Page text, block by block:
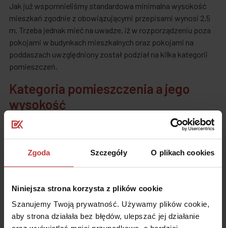
Zgoda Szczegóły O plikach cookies
Niniejsza strona korzysta z plików cookie
Szanujemy Twoją prywatność. Używamy plików cookie,
aby strona działała bez błędów, ulepszać jej działanie
Jak już wspomnieliśmy standardowa minimalna wysokość
mieszkań zgodnie z obowiązującymi przepisami wynosi 2,5
m. Trzeba jednak mieć na uwadze, iż w rozporządzeniu poza
pokojami w budynkach mieszkalnych oraz pokojami na
poddaszach uwzględniony został podział na kilka kategorii
pomieszczeń.
Kategoria pomieszczenia a jego
wysokość
Minimalna wysokość pomieszczenia jest zależna od kategorii
pomieszczenia mieszkalne, higieniczno-sanitarne,
dla każdej z nich?
Pomieszczenia mieszkalne:Pomieszczenia
mieszkalne to pokoje dzienne i sypialnie. W tym